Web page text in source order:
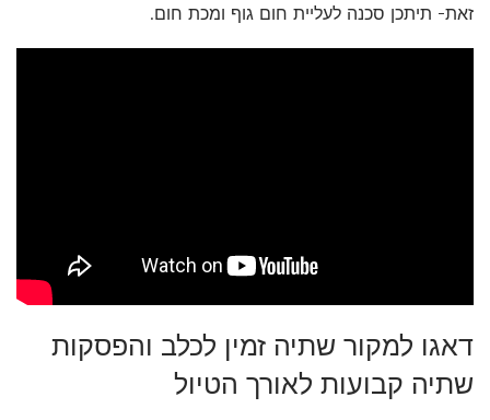
זאת- תיתכן סכנה לעליית חום גוף ומכת חום.
דאגו למקור שתיה זמין לכלב והפסקות
שתיה קבועות לאורך הטיול